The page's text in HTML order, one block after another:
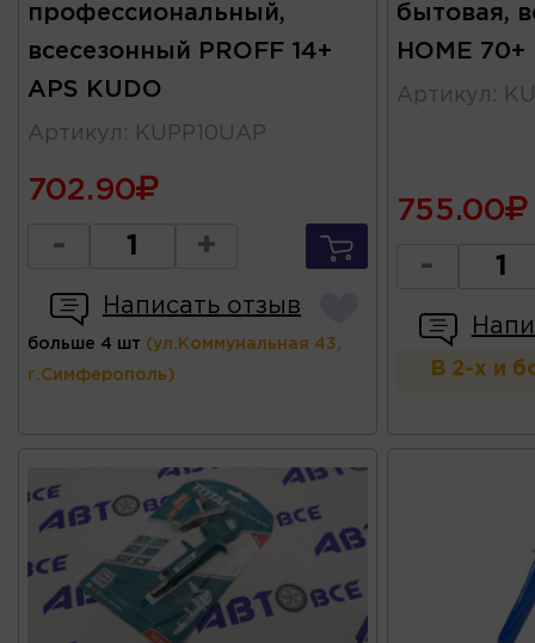
профессиональный,
всесезонный PROFF 14+
APS KUDO
Артикул : KUPP10UAP
702.90
- +
Написать отзыв
больше 4 шт (ул.Коммунальная 43,
г.Симферополь)
бытовая,
HOME 70+
Артикул :
755.00
-
В 2-х и